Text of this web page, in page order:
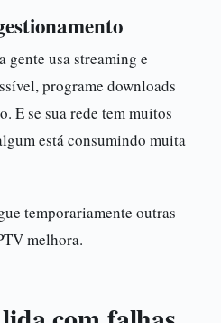
gente usa streaming e
programe downloads
E se sua rede tem muitos
está consumindo muita
temporariamente outras
melhora.